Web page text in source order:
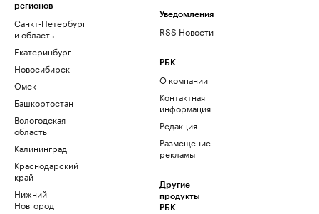
регионов
Санкт-Петербург
и область
Екатеринбург
Новосибирск
Омск
Башкортостан
Вологодская
область
Калининград
Краснодарский
край
Нижний
Новгород
Уведомления
RSS Новости
РБК
О компании
Контактная
информация
Редакция
Размещение
рекламы
Другие
продукты
РБК